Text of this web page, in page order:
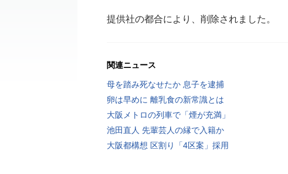
提供社の都合により、削除されました。
関連ニュース
母を踏み死なせたか 息子を逮捕
卵は早めに 離乳食の新常識とは
大阪メトロの列車で「煙が充満」
池田直人 先輩芸人の縁で入籍か
大阪都構想 区割り「4区案」採用